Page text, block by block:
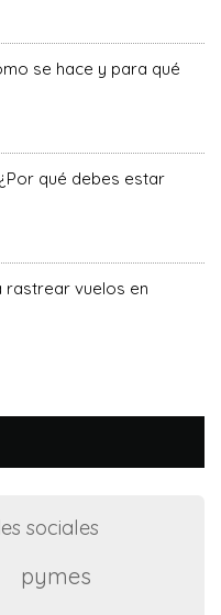
se hace y para qué
qué debes estar
rastrear vuelos en
sociales
pymes